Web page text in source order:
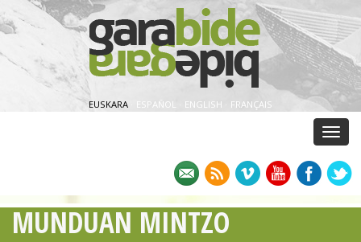
EUSKARA ESPAÑOL · ENGLISH · FRANÇAIS
MUNDUAN MINTZO